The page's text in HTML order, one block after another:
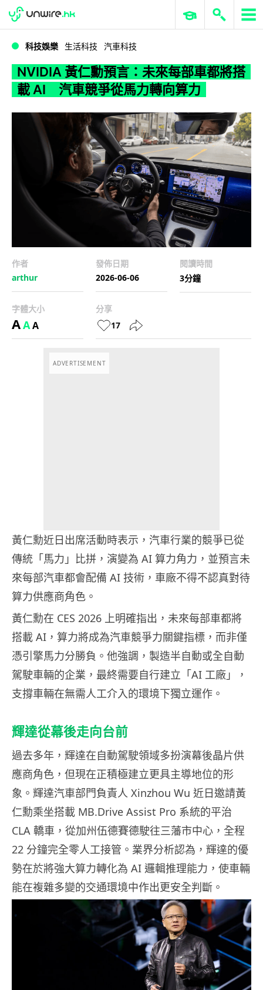
WWDC 2026 ERP 與商業 AI
科技娛樂 生活科技 汽車科技
NVIDIA 黃仁勳預言：未來每部車都將搭
載 AI 汽車競爭從馬力轉向算力
作者
arthur
發佈日期
2026-06-06
閱讀時間
3分鐘
字體大小
AAA
分享
17
ADVERTISEMENT
黃仁勳近日出席活動時表示，汽車行業的競爭已從
傳統「馬力」比拼，演變為 AI 算力角力，並預言未
來每部汽車都會配備 AI 技術，車廠不得不認真對待
算力供應商角色。
黃仁勳在 CES 2026 上明確指出，未來每部車都將
搭載 AI，算力將成為汽車競爭力關鍵指標，而非僅
憑引擎馬力分勝負。他強調，製造半自動或全自動
駕駛車輛的企業，最終需要自行建立「AI 工廠」，
支撐車輛在無需人工介入的環境下獨立運作。
輝達從幕後走向台前
過去多年，輝達在自動駕駛領域多扮演幕後晶片供
應商角色，但現在正積極建立更具主導地位的形
象。輝達汽車部門負責人 Xinzhou Wu 近日邀請黃
仁勳乘坐搭載 MB.Drive Assist Pro 系統的平治
CLA 轎車，從加州伍德賽德駛往三藩市中心，全程
22 分鐘完全零人工接管。業界分析認為，輝達的優
勢在於將強大算力轉化為 AI 邏輯推理能力，使車輛
能在複雜多變的交通環境中作出更安全判斷。